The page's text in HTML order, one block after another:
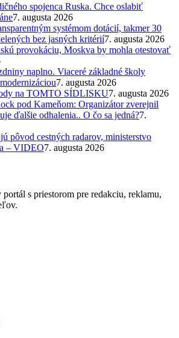
spojenca Ruska. Chce oslabiť
7. augusta 2026
systémom dotácií, takmer 30
bez jasných kritérií7. augusta 2026
provokáciu, Moskva by mohla otestovať
naplno. Viaceré základné školy
7. augusta 2026
na TOMTO SÍDLISKU7. augusta 2026
pod Kameňom: Organizátor zverejnil
ďalšie odhalenia.. O čo sa jedná?7.
pôvod cestných radarov, ministerstvo
– VIDEO7. augusta 2026
s priestorom pre redakciu, reklamu,